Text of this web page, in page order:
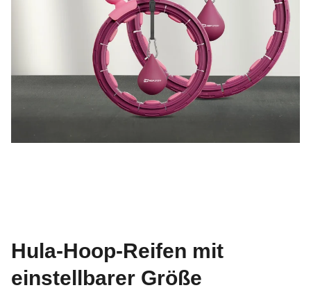
Hula-Hoop-Reifen mit
einstellbarer Größe